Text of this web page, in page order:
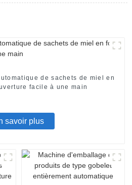
de sachets de miel en
facile à une main
savoir plus